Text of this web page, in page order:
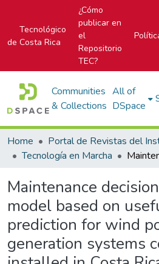
Tecnológico
de Costa Rica
¿Cómo
publicar en
el
Repositorio
TEC?
Communities
& Collections
All of
DSpace
Home
Tecnología en Marcha
Maintenance
model based on
prediction for wind
generation systems